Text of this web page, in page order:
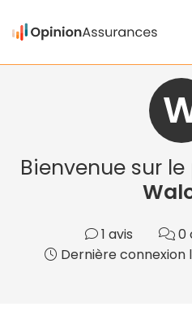
Bienvenue sur
1 avis
0
Dernière connexion